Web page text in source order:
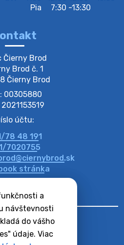
a
návštevnosti
do vášho
údaje. Viac
05-én a gyűjtőudvar zárva
odpadu plastu-
že v stredu 05. augusta
odpadu plastu. Prosíme
odpadom vyložili pred dom už
F…
prerušení dodávky
určitých dňoch bude v
obce plánované prerušenie
Podrobné informácie o
…
hulladék elszállítása
Pia
7:30 -13:30
Čierny Brod
Brod č. 1
Čierny Brod
00305880
2021153519
účtu:
78 48 191
7020755
stránka